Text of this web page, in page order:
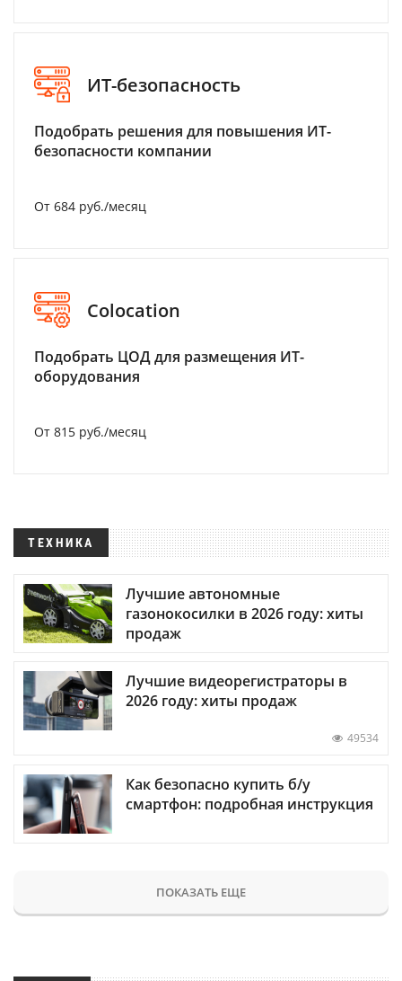
ИТ-безопасность
Подобрать решения для повышения ИТ-
безопасности компании
От 684 руб./месяц
Colocation
Подобрать ЦОД для размещения ИТ-
оборудования
От 815 руб./месяц
ТЕХНИКА
Лучшие автономные
газонокосилки в 2026 году: хиты
продаж
Лучшие видеорегистраторы в
2026 году: хиты продаж
49534
Как безопасно купить б/у
смартфон: подробная инструкция
ПОКАЗАТЬ ЕЩЕ